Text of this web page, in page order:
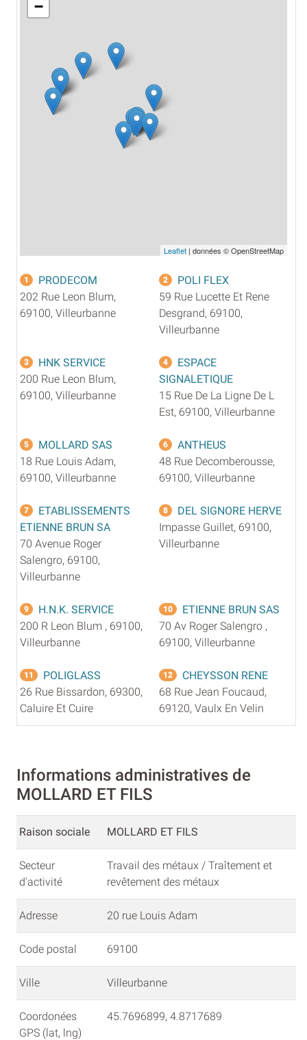
−
Leaflet | données © OpenStreetMap
1
PRODECOM
202 Rue Leon Blum,
69100, Villeurbanne
2
POLI FLEX
59 Rue Lucette Et Rene
Desgrand, 69100,
Villeurbanne
3
HNK SERVICE
200 Rue Leon Blum,
69100, Villeurbanne
4
ESPACE
SIGNALETIQUE
15 Rue De La Ligne De L
Est, 69100, Villeurbanne
5
MOLLARD SAS
18 Rue Louis Adam,
69100, Villeurbanne
6
ANTHEUS
48 Rue Decomberousse,
69100, Villeurbanne
7
ETABLISSEMENTS
ETIENNE BRUN SA
70 Avenue Roger
Salengro, 69100,
Villeurbanne
8
DEL SIGNORE HERVE
Impasse Guillet, 69100,
Villeurbanne
9
H.N.K. SERVICE
200 R Leon Blum , 69100,
Villeurbanne
10
ETIENNE BRUN SAS
70 Av Roger Salengro ,
69100, Villeurbanne
11
POLIGLASS
26 Rue Bissardon, 69300,
Caluire Et Cuire
12
CHEYSSON RENE
68 Rue Jean Foucaud,
69120, Vaulx En Velin
Informations administratives de
MOLLARD ET FILS
Raison sociale MOLLARD ET FILS
Secteur
d'activité
Travail des métaux / Traîtement et
revêtement des métaux
Adresse 20 rue Louis Adam
Code postal 69100
Ville Villeurbanne
Coordonées
GPS (lat, lng)
45.7696899, 4.8717689